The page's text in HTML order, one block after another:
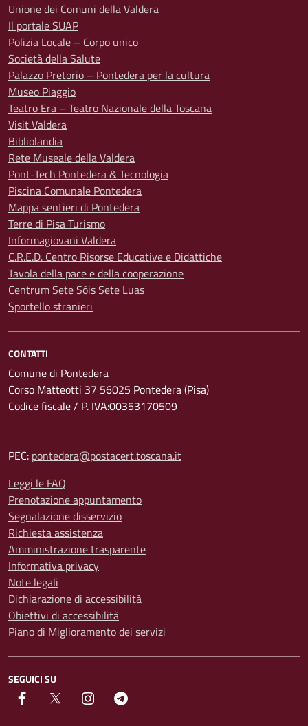
Unione dei Comuni della Valdera
Il portale SUAP
Polizia Locale – Corpo unico
Società della Salute
Palazzo Pretorio – Pontedera per la cultura
Museo Piaggio
Teatro Era – Teatro Nazionale della Toscana
Visit Valdera
Bibliolandia
Rete Museale della Valdera
Pont-Tech Pontedera & Tecnologia
Piscina Comunale Pontedera
Mappa sentieri di Pontedera
Terre di Pisa Turismo
Informagiovani Valdera
C.R.E.D. Centro Risorse Educative e Didattiche
Tavola della pace e della cooperazione
Centrum Sete Sóis Sete Luas
Sportello stranieri
CONTATTI
Comune di Pontedera
Corso Matteotti 37 56025 Pontedera (Pisa)
Codice fiscale / P. IVA:00353170509
PEC: pontedera@postacert.toscana.it
Leggi le FAQ
Prenotazione appuntamento
Segnalazione disservizio
Richiesta assistenza
Amministrazione trasparente
Informativa privacy
Note legali
Dichiarazione di accessibilità
Obiettivi di accessibilità
Piano di Miglioramento dei servizi
SEGUICI SU
facebook Twitter instagram